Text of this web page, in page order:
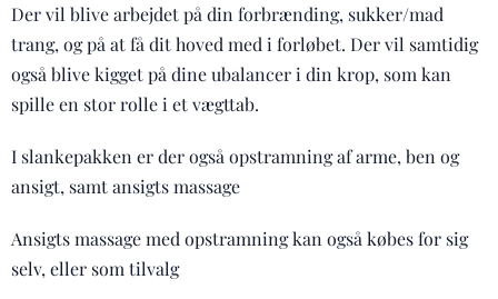
Der vil blive arbejdet på din forbrænding, sukker/mad
trang, og på at få dit hoved med i forløbet. Der vil samtidig
også blive kigget på dine ubalancer i din krop, som kan
spille en stor rolle i et vægttab.
I slankepakken er der også opstramning af arme, ben og
ansigt, samt ansigts massage
Ansigts massage med opstramning kan også købes for sig
selv, eller som tilvalg